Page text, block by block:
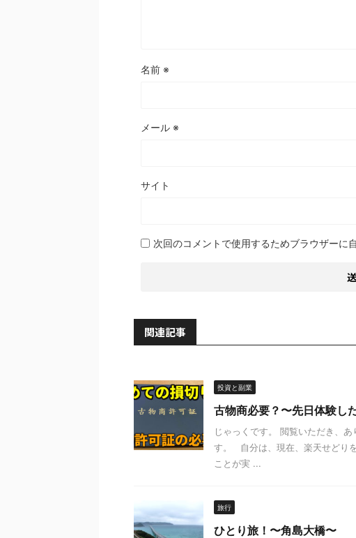
名前 ※
メール ※
サイト
次回のコメントで使用するためブラウザーに
関連記事
投資と副業
古物商必要？〜先日体験し
じゃっくです。 閲覧いただき、
す。 自分は、現在、楽天せどり
ことが実 ...
旅行
ひとり旅！〜角島大橋〜